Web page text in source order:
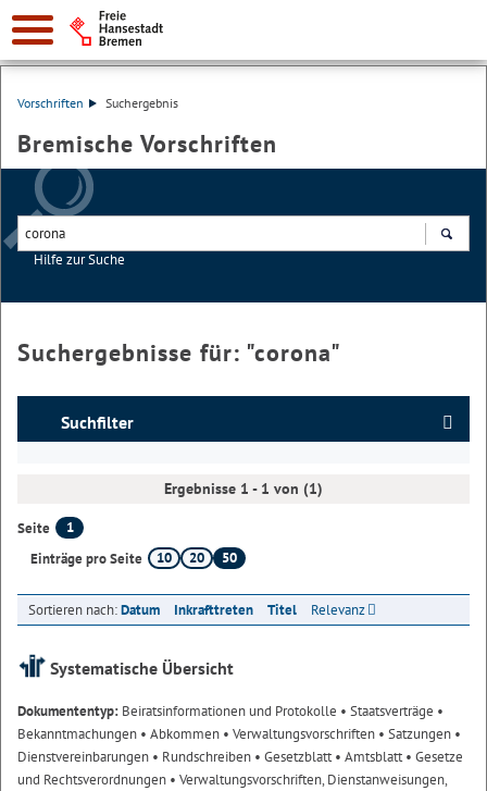
Vorschriften Suchergebnis
Bremische Vorschriften
Hilfe zur Suche
Suchergebnisse für: "corona"
Suchfilter
Ergebnisse 1 - 1 von (1)
Seite
1
Einträge pro Seite
10 20 50
Sortieren nach:Datum Inkrafttreten Titel Relevanz
Systematische Übersicht
Dokumententyp: Beiratsinformationen und Protokolle • Staatsverträge •
Bekanntmachungen • Abkommen • Verwaltungsvorschriften • Satzungen •
Dienstvereinbarungen • Rundschreiben • Gesetzblatt• Amtsblatt• Gesetze
und Rechtsverordnungen • Verwaltungsvorschriften, Dienstanweisungen,